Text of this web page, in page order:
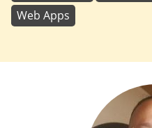
Web Apps